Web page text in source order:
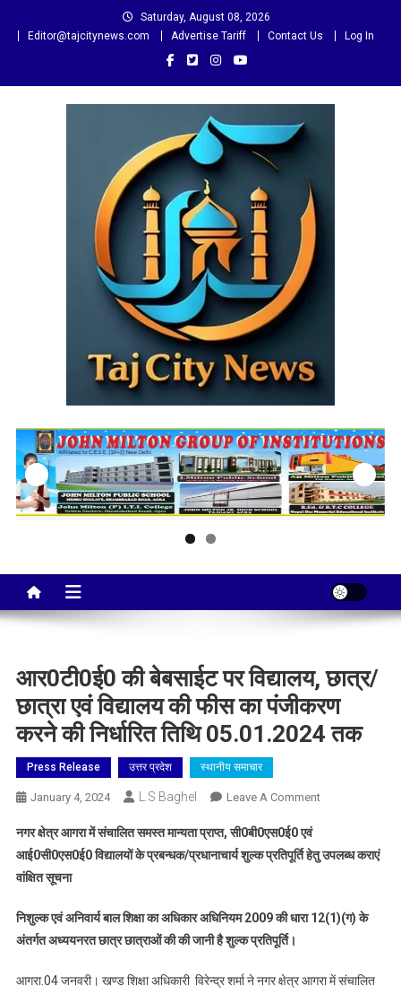
Saturday, August 08, 2026
Editor@tajcitynews.com
Advertise Tariff Contact Us Log In
Taj City News
आर0टी0ई0 की बेबसाईट पर विद्यालय, छात्र/
छात्रा एवं विद्यालय की फीस का पंजीकरण
करने की निर्धारित तिथि 05.01.2024 तक
Press Release उत्तर प्रदेश स्थानीय समाचार
January 4, 2024 L.S Baghel Leave A CommentOn
बेबसाईट
छात्र/
विद्यालय
नगर क्षेत्र आगरा में संचालित समस्त मान्यता प्राप्त, सी0बी0एस0ई0 एवं
आई0सी0एस0ई0 विद्यालयों के प्रबन्धक/प्रधानाचार्य शुल्क प्रतिपूर्ति हेतु उपलब्ध कराएं
वांक्षित सूचना
निशुल्क एवं अनिवार्य बाल शिक्षा का अधिकार अधिनियम 2009 की धारा 12(1)(ग) के
अंतर्गत अध्ययनरत छात्र छात्राओं की की जानी है शुल्क प्रतिपूर्ति।
आगरा.04 जनवरी। खण्ड शिक्षा अधिकारी विरेन्द्र शर्मा ने नगर क्षेत्र आगरा में संचालित